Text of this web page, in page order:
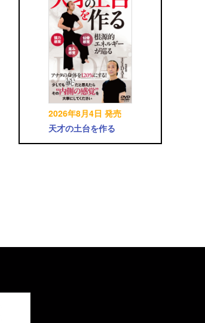
2026年8月4日 発売
天才の土台を作る